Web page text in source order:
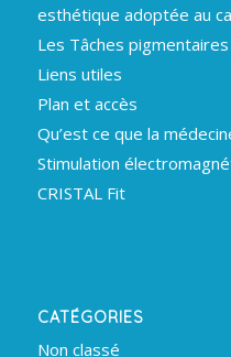
esthétique adoptée au
Les Tâches pigmentaires
Liens utiles
Plan et accès
Qu’est ce que la
Stimulation
CRISTAL Fit
CATÉGORIES
Non classé